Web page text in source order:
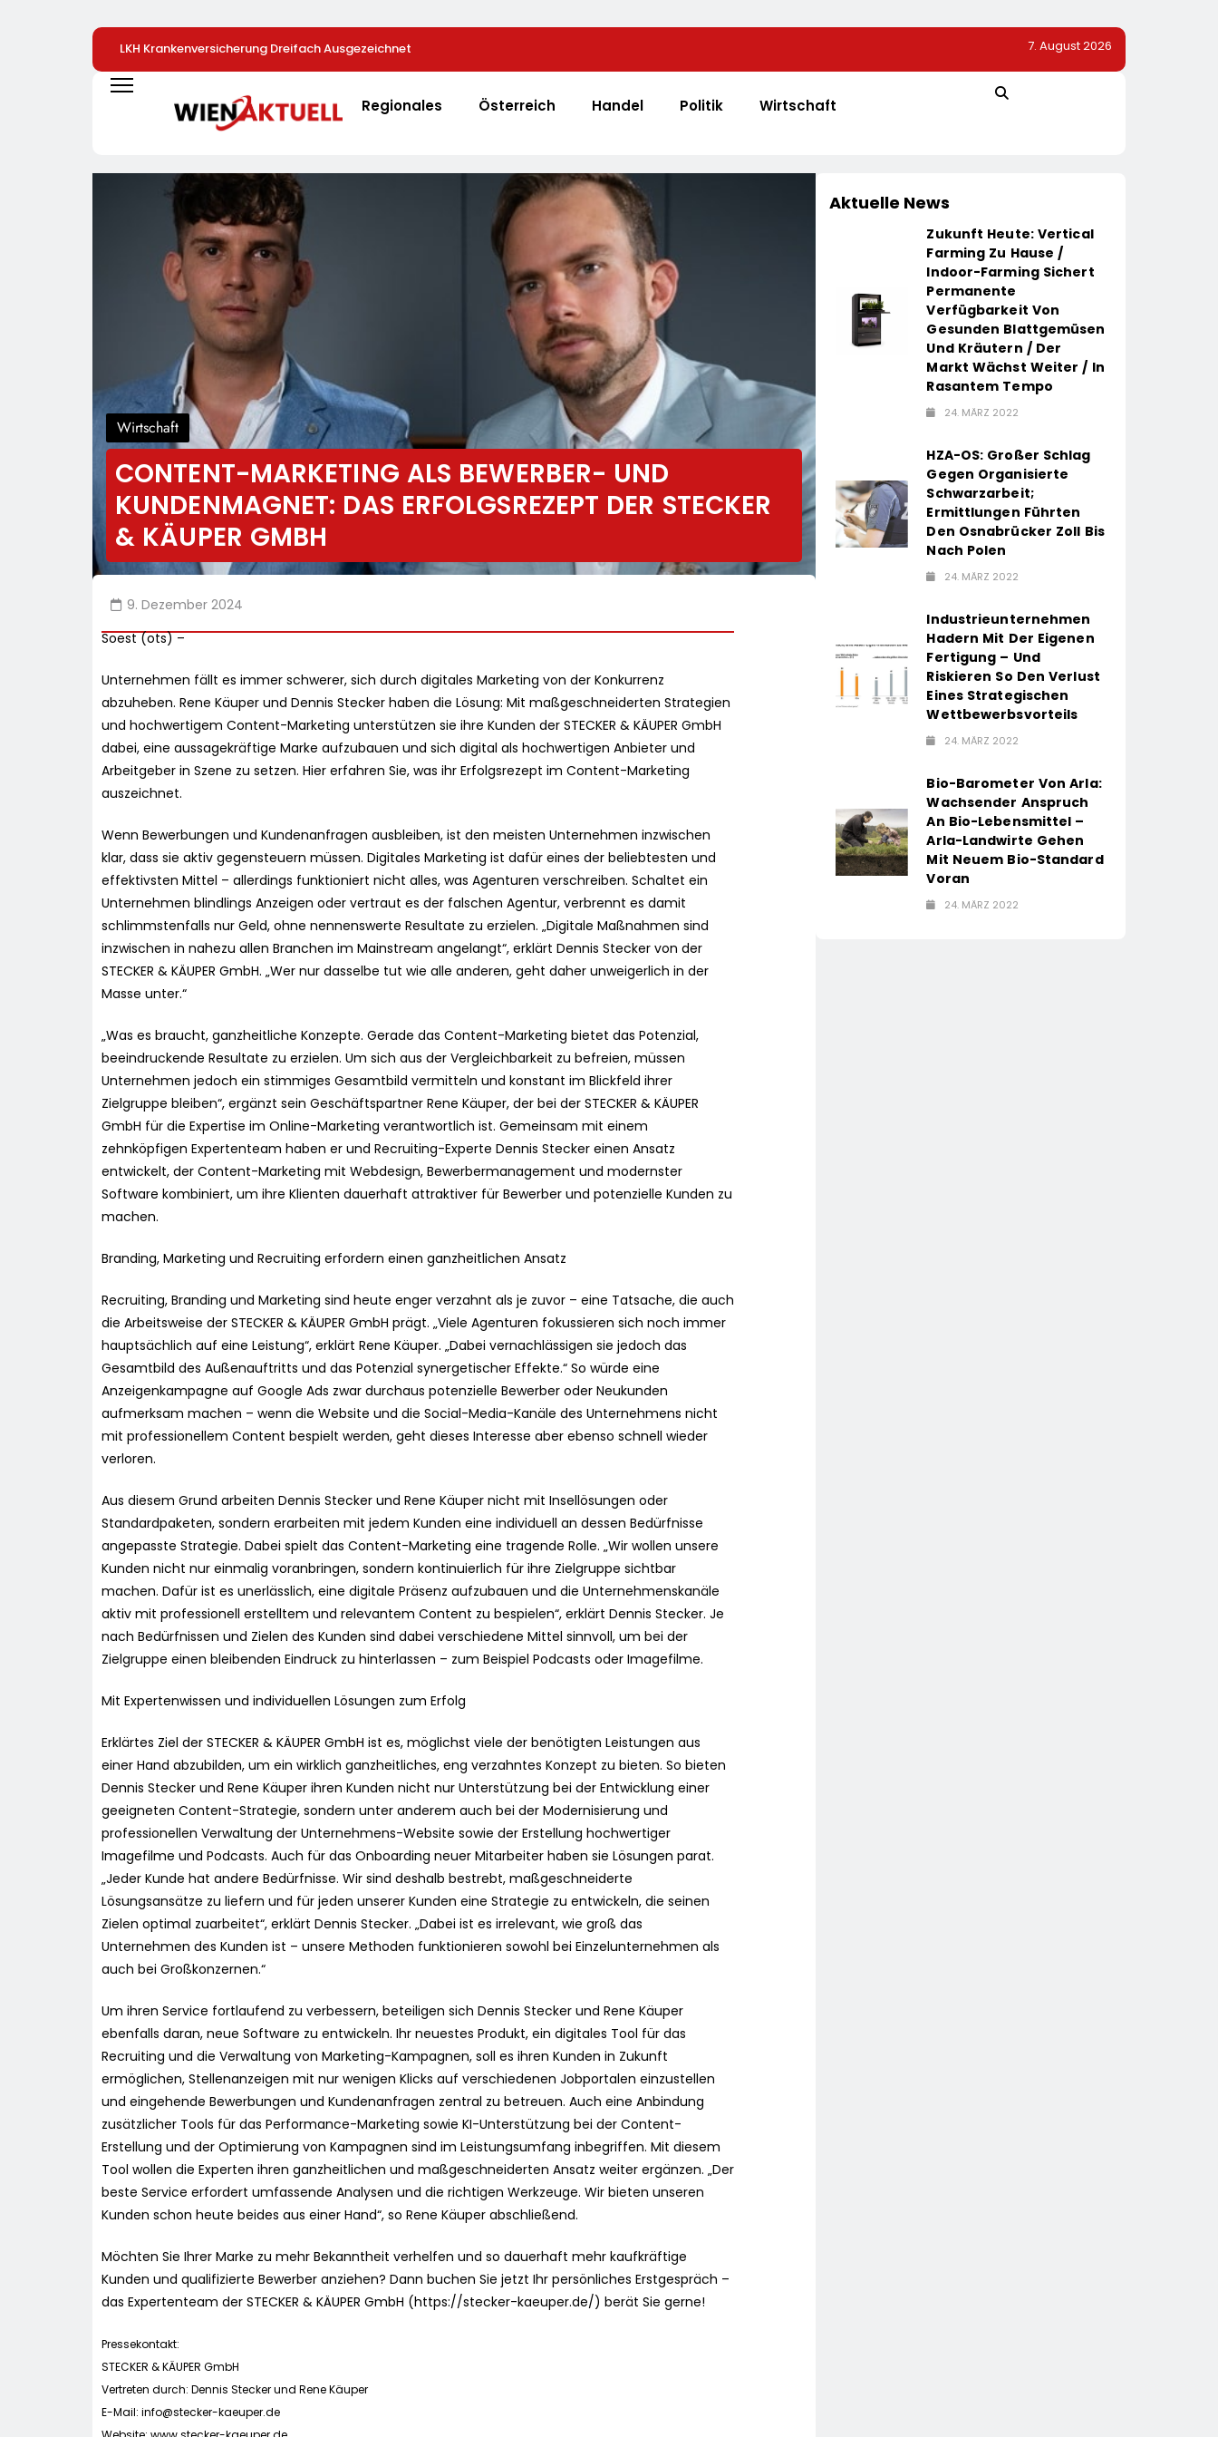
LKH Krankenversicherung Dreifach Ausgezeichnet
Bundesregierung Verschärft Die Wirtschaftskrise
Bio-Erfolgskonzept Wächst Weiter: Eröffnung Der
NATURKIND-Welt Bei EDEKA
7. August 2026
Regionales Österreich Handel Politik Wirtschaft
Wirtschaft
CONTENT-MARKETING ALS BEWERBER- UND
KUNDENMAGNET: DAS ERFOLGSREZEPT DER STECKER
& KÄUPER GMBH
9. Dezember 2024
Soest (ots) –
Unternehmen fällt es immer schwerer, sich durch digitales Marketing von der Konkurrenz
abzuheben. Rene Käuper und Dennis Stecker haben die Lösung: Mit maßgeschneiderten Strategien
und hochwertigem Content-Marketing unterstützen sie ihre Kunden der STECKER & KÄUPER GmbH
dabei, eine aussagekräftige Marke aufzubauen und sich digital als hochwertigen Anbieter und
Arbeitgeber in Szene zu setzen. Hier erfahren Sie, was ihr Erfolgsrezept im Content-Marketing
auszeichnet.
Wenn Bewerbungen und Kundenanfragen ausbleiben, ist den meisten Unternehmen inzwischen
klar, dass sie aktiv gegensteuern müssen. Digitales Marketing ist dafür eines der beliebtesten und
effektivsten Mittel – allerdings funktioniert nicht alles, was Agenturen verschreiben. Schaltet ein
Unternehmen blindlings Anzeigen oder vertraut es der falschen Agentur, verbrennt es damit
schlimmstenfalls nur Geld, ohne nennenswerte Resultate zu erzielen. „Digitale Maßnahmen sind
inzwischen in nahezu allen Branchen im Mainstream angelangt“, erklärt Dennis Stecker von der
STECKER & KÄUPER GmbH. „Wer nur dasselbe tut wie alle anderen, geht daher unweigerlich in der
Masse unter.“
„Was es braucht, ganzheitliche Konzepte. Gerade das Content-Marketing bietet das Potenzial,
beeindruckende Resultate zu erzielen. Um sich aus der Vergleichbarkeit zu befreien, müssen
Unternehmen jedoch ein stimmiges Gesamtbild vermitteln und konstant im Blickfeld ihrer
Zielgruppe bleiben“, ergänzt sein Geschäftspartner Rene Käuper, der bei der STECKER & KÄUPER
GmbH für die Expertise im Online-Marketing verantwortlich ist. Gemeinsam mit einem
zehnköpfigen Expertenteam haben er und Recruiting-Experte Dennis Stecker einen Ansatz
entwickelt, der Content-Marketing mit Webdesign, Bewerbermanagement und modernster
Software kombiniert, um ihre Klienten dauerhaft attraktiver für Bewerber und potenzielle Kunden zu
machen.
Branding, Marketing und Recruiting erfordern einen ganzheitlichen Ansatz
Recruiting, Branding und Marketing sind heute enger verzahnt als je zuvor – eine Tatsache, die auch
die Arbeitsweise der STECKER & KÄUPER GmbH prägt. „Viele Agenturen fokussieren sich noch immer
hauptsächlich auf eine Leistung“, erklärt Rene Käuper. „Dabei vernachlässigen sie jedoch das
Gesamtbild des Außenauftritts und das Potenzial synergetischer Effekte.“ So würde eine
Anzeigenkampagne auf Google Ads zwar durchaus potenzielle Bewerber oder Neukunden
aufmerksam machen – wenn die Website und die Social-Media-Kanäle des Unternehmens nicht
mit professionellem Content bespielt werden, geht dieses Interesse aber ebenso schnell wieder
verloren.
Aus diesem Grund arbeiten Dennis Stecker und Rene Käuper nicht mit Insellösungen oder
Standardpaketen, sondern erarbeiten mit jedem Kunden eine individuell an dessen Bedürfnisse
angepasste Strategie. Dabei spielt das Content-Marketing eine tragende Rolle. „Wir wollen unsere
Kunden nicht nur einmalig voranbringen, sondern kontinuierlich für ihre Zielgruppe sichtbar
machen. Dafür ist es unerlässlich, eine digitale Präsenz aufzubauen und die Unternehmenskanäle
aktiv mit professionell erstelltem und relevantem Content zu bespielen“, erklärt Dennis Stecker. Je
nach Bedürfnissen und Zielen des Kunden sind dabei verschiedene Mittel sinnvoll, um bei der
Zielgruppe einen bleibenden Eindruck zu hinterlassen – zum Beispiel Podcasts oder Imagefilme.
Mit Expertenwissen und individuellen Lösungen zum Erfolg
Erklärtes Ziel der STECKER & KÄUPER GmbH ist es, möglichst viele der benötigten Leistungen aus
einer Hand abzubilden, um ein wirklich ganzheitliches, eng verzahntes Konzept zu bieten. So bieten
Dennis Stecker und Rene Käuper ihren Kunden nicht nur Unterstützung bei der Entwicklung einer
geeigneten Content-Strategie, sondern unter anderem auch bei der Modernisierung und
professionellen Verwaltung der Unternehmens-Website sowie der Erstellung hochwertiger
Imagefilme und Podcasts. Auch für das Onboarding neuer Mitarbeiter haben sie Lösungen parat.
„Jeder Kunde hat andere Bedürfnisse. Wir sind deshalb bestrebt, maßgeschneiderte
Lösungsansätze zu liefern und für jeden unserer Kunden eine Strategie zu entwickeln, die seinen
Zielen optimal zuarbeitet“, erklärt Dennis Stecker. „Dabei ist es irrelevant, wie groß das
Unternehmen des Kunden ist – unsere Methoden funktionieren sowohl bei Einzelunternehmen als
auch bei Großkonzernen.“
Um ihren Service fortlaufend zu verbessern, beteiligen sich Dennis Stecker und Rene Käuper
ebenfalls daran, neue Software zu entwickeln. Ihr neuestes Produkt, ein digitales Tool für das
Recruiting und die Verwaltung von Marketing-Kampagnen, soll es ihren Kunden in Zukunft
ermöglichen, Stellenanzeigen mit nur wenigen Klicks auf verschiedenen Jobportalen einzustellen
und eingehende Bewerbungen und Kundenanfragen zentral zu betreuen. Auch eine Anbindung
zusätzlicher Tools für das Performance-Marketing sowie KI-Unterstützung bei der Content-
Erstellung und der Optimierung von Kampagnen sind im Leistungsumfang inbegriffen. Mit diesem
Tool wollen die Experten ihren ganzheitlichen und maßgeschneiderten Ansatz weiter ergänzen. „Der
beste Service erfordert umfassende Analysen und die richtigen Werkzeuge. Wir bieten unseren
Kunden schon heute beides aus einer Hand“, so Rene Käuper abschließend.
Möchten Sie Ihrer Marke zu mehr Bekanntheit verhelfen und so dauerhaft mehr kaufkräftige
Kunden und qualifizierte Bewerber anziehen? Dann buchen Sie jetzt Ihr persönliches Erstgespräch –
das Expertenteam der STECKER & KÄUPER GmbH (https://stecker-kaeuper.de/) berät Sie gerne!
Pressekontakt:
STECKER & KÄUPER GmbH
Vertreten durch: Dennis Stecker und Rene Käuper
E-Mail: info@stecker-kaeuper.de
Aktuelle News
Zukunft Heute: Vertical
Farming Zu Hause /
Indoor-Farming Sichert
Permanente
Verfügbarkeit Von
Gesunden Blattgemüsen
Und Kräutern / Der
Markt Wächst Weiter / In
Rasantem Tempo
24. MÄRZ 2022
HZA-OS: Großer Schlag
Gegen Organisierte
Schwarzarbeit;
Ermittlungen Führten
Den Osnabrücker Zoll Bis
Nach Polen
24. MÄRZ 2022
Industrieunternehmen
Hadern Mit Der Eigenen
Fertigung – Und
Riskieren So Den Verlust
Eines Strategischen
Wettbewerbsvorteils
24. MÄRZ 2022
Bio-Barometer Von Arla:
Wachsender Anspruch
An Bio-Lebensmittel –
Arla-Landwirte Gehen
Mit Neuem Bio-Standard
Voran
24. MÄRZ 2022